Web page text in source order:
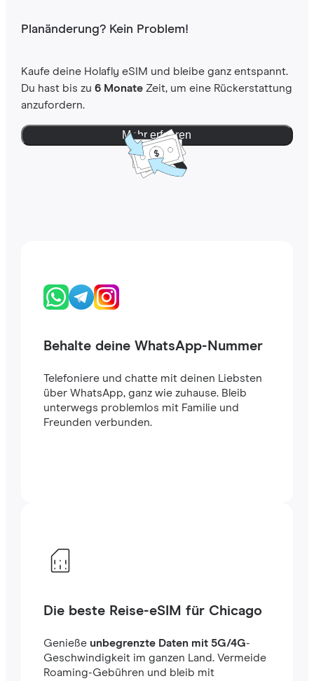
Planänderung? Kein Problem!
Kaufe deine Holafly eSIM und bleibe ganz entspannt.
Du hast bis zu 6 MonateZeit, um eine Rückerstattung
anzufordern.
Mehr erfahren
Behalte deine WhatsApp-Nummer
Telefoniere und chatte mit deinen Liebsten
über WhatsApp, ganz wie zuhause. Bleib
unterwegs problemlos mit Familie und
Freunden verbunden.
Die beste Reise-eSIM für Chicago
Genieße unbegrenzte Daten mit 5G/4G-
Geschwindigkeit im ganzen Land. Vermeide
Roaming-Gebühren und bleib mit